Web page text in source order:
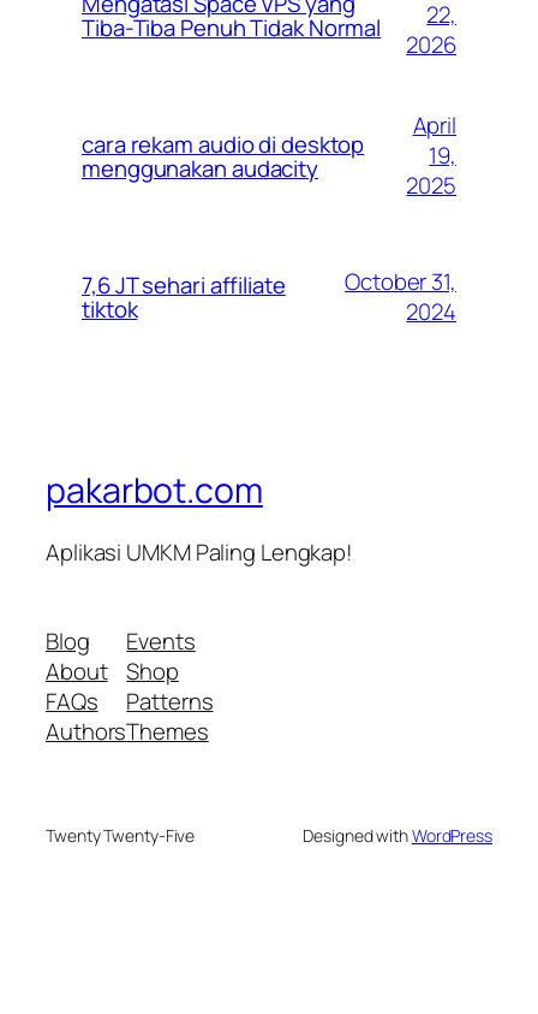
Tiba-Tiba Penuh Tidak Normal
22,
2026
cara rekam audio di desktop
menggunakan audacity
April
19,
2025
7,6 JT sehari affiliate
tiktok
October 31,
2024
pakarbot.com
Aplikasi UMKM Paling Lengkap!
Blog
About
FAQs
Authors
Events
Shop
Patterns
Themes
Twenty Twenty-Five Designed withWordPress